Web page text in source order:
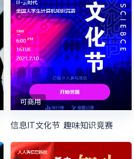
可商用
信息IT文化节 趣味知识竞赛